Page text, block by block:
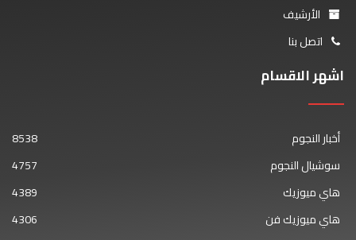
الأرشيف
اتصل بنا
اشهر الاقسام
أخبار النجوم
8538
سوشيال النجوم
4757
هاي ميوزيك
4389
هاي ميوزيك فن
4306